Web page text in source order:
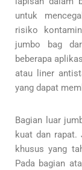
untuk
risiko
jumbo bag
beberapa
atau liner
yang dapat
Bagian luar
kuat dan rapat.
khusus yang
Pada bagian